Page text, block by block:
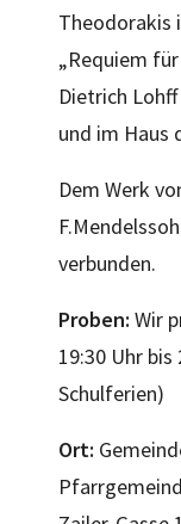
Theodorakis
„Requiem
Dietrich
und im Haus
Dem Werk
verbunden.
Proben: Wir
19:30 Uhr bis
Schulferien)
Ort: